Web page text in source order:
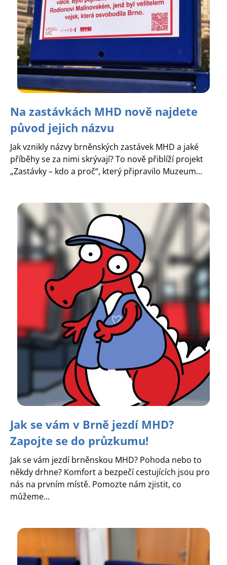
Na zastávkách MHD nově najdete
původ jejich názvu
Jak vznikly názvy brněnských zastávek MHD a jaké
příběhy se za nimi skrývají? To nově přiblíží projekt
„Zastávky – kdo a proč“, který připravilo Muzeum...
Jak se vám v Brně jezdí MHD?
Zapojte se do průzkumu!
Jak se vám jezdí brněnskou MHD? Pohoda nebo to
někdy drhne? Komfort a bezpečí cestujících jsou pro
nás na prvním místě. Pomozte nám zjistit, co
můžeme...